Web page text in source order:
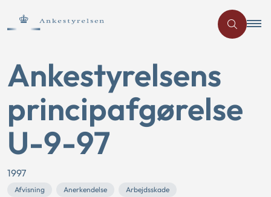
Ankestyrelsens
principafgørelse
U-9-97
1997
Afvisning Anerkendelse
Arbejdsskade